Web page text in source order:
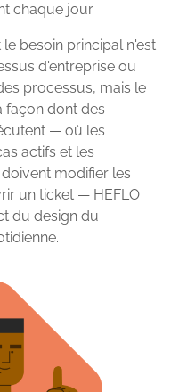
chaque jour.
besoin principal n'est
d'entreprise ou
processus, mais le
façon dont des
— où les
actifs et les
modifier les
un ticket — HEFLO
du design du